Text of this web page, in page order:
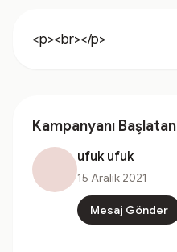
<p><br></p>
Kampanyanı Başlatan
ufuk ufuk
15 Aralık 2021
Mesaj Gönder